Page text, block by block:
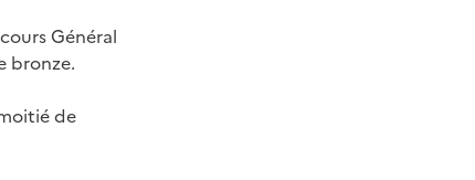
Général
bronze.
de